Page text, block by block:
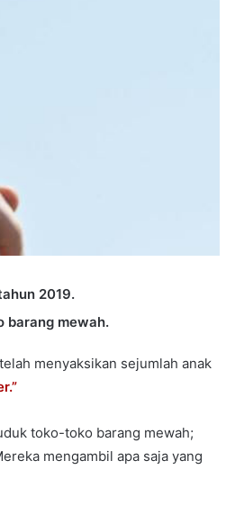
2019.
barang mewah.
menyaksikan sejumlah anak
toko-toko barang mewah;
mengambil apa saja yang